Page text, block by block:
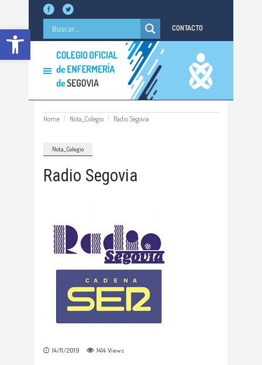
Abrir barra de herramientas CONTACTO
Home Nota_Colegio Radio Segovia
Nota_Colegio
Radio Segovia
14/11/2019 1414 Views